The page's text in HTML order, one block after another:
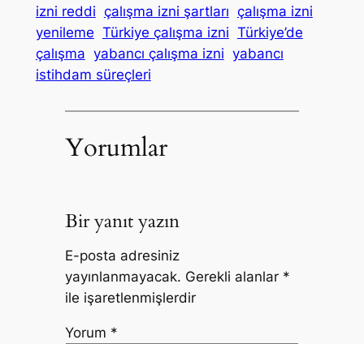
izni reddi çalışma izni şartları çalışma izni
yenileme Türkiye çalışma izni Türkiye’de
çalışma yabancı çalışma izni yabancı
istihdam süreçleri
Yorumlar
Bir yanıt yazın
E-posta adresiniz
yayınlanmayacak. Gerekli alanlar *
ile işaretlenmişlerdir
Yorum *